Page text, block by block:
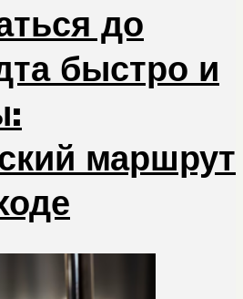
до
быстро и
маршрут